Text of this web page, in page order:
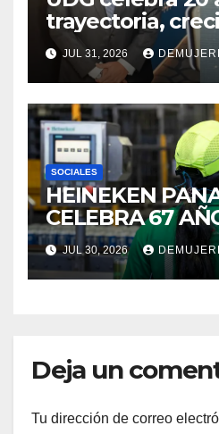
trayectoria,
compromiso
JUL 31, 2026
SOCIALES
HEINEKEN
CELEBRA 67
IMPULSANDO
CRECIMIENTO
INDUSTRIA
JUL 30, 2026
Deja un
Tu dirección de correo